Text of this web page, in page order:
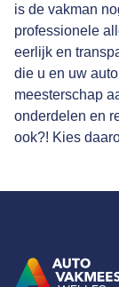
is de vakman
professionele
eerlijk en
die u en uw
meesterschap
onderdelen en
ook?! Kies